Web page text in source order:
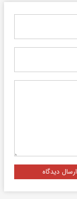
ارسال دیدگاه